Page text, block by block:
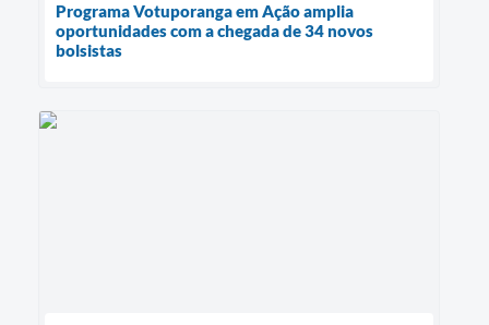
Programa Votuporanga em Ação amplia
oportunidades com a chegada de 34 novos
bolsistas